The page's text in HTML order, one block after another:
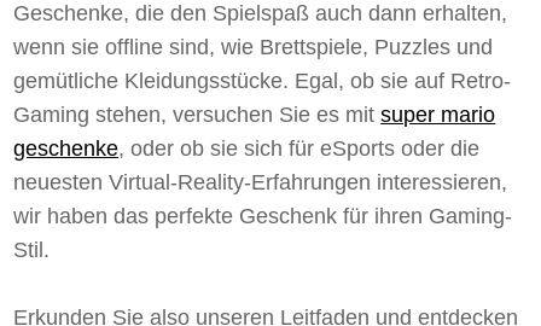
Geschenke, die den Spielspaß auch dann erhalten,
wenn sie offline sind, wie Brettspiele, Puzzles und
gemütliche Kleidungsstücke. Egal, ob sie auf Retro-
Gaming stehen, versuchen Sie es mitsuper mario
geschenke, oder ob sie sich für eSports oder die
neuesten Virtual-Reality-Erfahrungen interessieren,
wir haben das perfekte Geschenk für ihren Gaming-
Stil.
Erkunden Sie also unseren Leitfaden und entdecken